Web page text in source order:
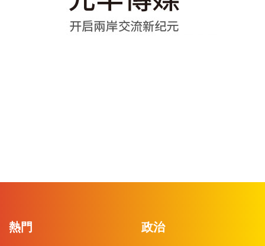
熱門 政治